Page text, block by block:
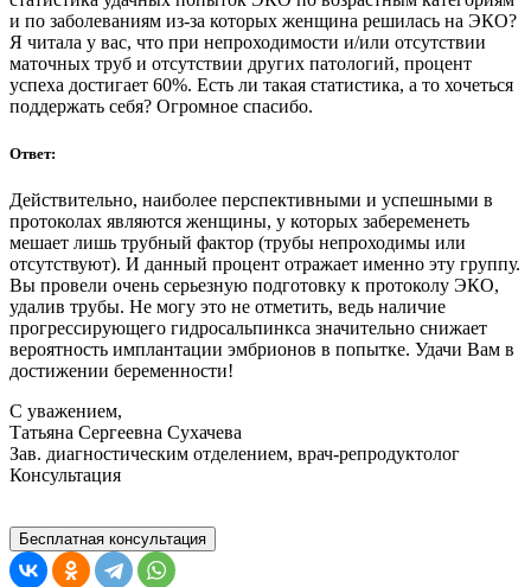
и по заболеваниям из-за которых женщина решилась на ЭКО?
Я читала у вас, что при непроходимости и/или отсутствии
маточных труб и отсутствии других патологий, процент
успеха достигает 60%. Есть ли такая статистика, а то хочеться
поддержать себя? Огромное спасибо.
Ответ:
Действительно, наиболее перспективными и успешными в
протоколах являются женщины, у которых забеременеть
мешает лишь трубный фактор (трубы непроходимы или
отсутствуют). И данный процент отражает именно эту группу.
Вы провели очень серьезную подготовку к протоколу ЭКО,
удалив трубы. Не могу это не отметить, ведь наличие
прогрессирующего гидросальпинкса значительно снижает
вероятность имплантации эмбрионов в попытке. Удачи Вам в
достижении беременности!
С уважением,
Татьяна Сергеевна Сухачева
Зав. диагностическим отделением, врач-репродуктолог
Консультация
Бесплатная консультация